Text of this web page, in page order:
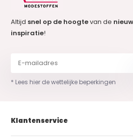
Altijd snel op de hoogtevan de
inspiratie!
* Lees hier de wettelijke beperkingen
Klantenservice